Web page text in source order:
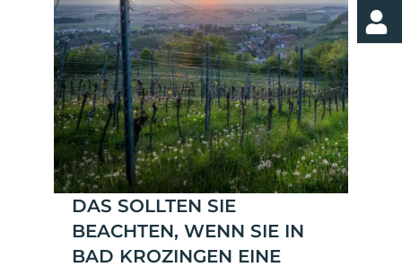
DAS SOLLTEN SIE
BEACHTEN, WENN SIE IN
BAD KROZINGEN EINE